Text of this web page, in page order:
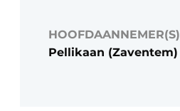
HOOFDAANNEMER(S)
Pellikaan (Zaventem)